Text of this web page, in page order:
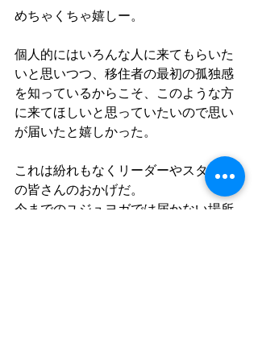
めちゃくちゃ嬉しー。
個人的にはいろんな人に来てもらいた
いと思いつつ、移住者の最初の孤独感
を知っているからこそ、このような方
に来てほしいと思っていたいので思い
が届いたと嬉しかった。
これは紛れもなくリーダーやスタッフ
の皆さんのおかげだ。
今までのユジュヨガでは届かない場所